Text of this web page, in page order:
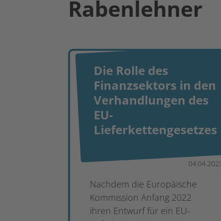
Rabenlehner
Die Rolle des
Finanzsektors in den
Verhandlungen des
EU-
Lieferkettengesetzes
Nachdem die Europäische
Kommission Anfang 2022
ihren Entwurf für ein EU-